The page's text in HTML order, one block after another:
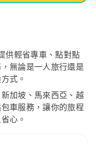
供輕省專車、點對點
無論是一人旅行還是
式。
加坡、馬來西亞、越
車服務，讓你的旅程
心。